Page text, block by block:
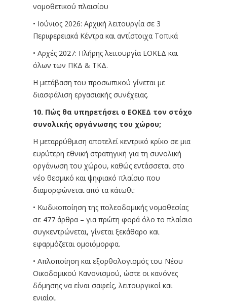
νομοθετικού πλαισίου
• Ιούνιος 2026: Αρχική λειτουργία σε 3
Περιφερειακά Κέντρα και αντίστοιχα Τοπικά
• Αρχές 2027: Πλήρης λειτουργία ΕΟΚΕΔ και
όλων των ΠΚΔ & ΤΚΔ.
Η μετάβαση του προσωπικού γίνεται με
διασφάλιση εργασιακής συνέχειας.
10. Πώς θα υπηρετήσει ο ΕΟΚΕΔ τον στόχο
συνολικής οργάνωσης του χώρου;
Η μεταρρύθμιση αποτελεί κεντρικό κρίκο σε μια
ευρύτερη εθνική στρατηγική για τη συνολική
οργάνωση του χώρου, καθώς εντάσσεται στο
νέο θεσμικό και ψηφιακό πλαίσιο που
διαμορφώνεται από τα κάτωθι:
• Κωδικοποίηση της πολεοδομικής νομοθεσίας
σε 477 άρθρα – για πρώτη φορά όλο το πλαίσιο
συγκεντρώνεται, γίνεται ξεκάθαρο και
εφαρμόζεται ομοιόμορφα.
• Απλοποίηση και εξορθολογισμός του Νέου
Οικοδομικού Κανονισμού, ώστε οι κανόνες
δόμησης να είναι σαφείς, λειτουργικοί και
ενιαίοι.